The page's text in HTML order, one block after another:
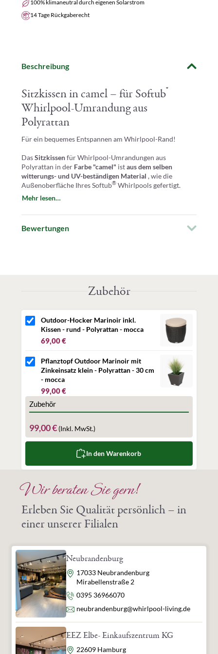
100% klimaneutral durch eigenen Solarstrom
14 Tage Rückgaberecht
Beschreibung
Sitzkissen in camel – für Softub®
Whirlpool-Umrandung aus
Polyrattan
Für ein bequemes Entspannen am Whirlpool-Rand!
DasSitzkissenfür Whirlpool-Umrandungen aus
Polyrattan in der Farbe "camel" istaus dem selben
witterungs- und UV-beständigen Material , wie die
Außenoberfläche Ihres Softub®Whirlpools gefertigt.
ist
robust und pflegeleicht
Perfekt auf Design und Farbe des Softub
Robustes, witterungs- und UV-beständiges Material
Farbe: camel
Für alle Whirlpool-Umrandungen aus Polyrattan
geeignet
Maße: ca. 90 cm x 40 cm
Angaben zur Produktsicherheit
Herstellerinformationen:
Whirlpool & Living GmbH
28832 Achim
Deutschland
info@whirlpool-living.de
verantwortliche Person:
Herbert-Ludwig-Str. 2
28832 Achim
info@whirlpool-living.de
Mehr lesen…
Bewertungen
Zubehör
Outdoor-Hocker Marinoir inkl.
Kissen - rund - Polyrattan - mocca
69,00 €
Pflanztopf Outdoor Marinoir mit
Zinkeinsatz klein - Polyrattan - 30 cm
- mocca
99,00 €
Zubehör
99,00 € (Inkl. MwSt.)
In den Warenkorb
Wir beraten Sie gern!
Erleben Sie Qualität persönlich – in
einer unserer Filialen
Neubrandenburg
Adresse
17033 Neubrandenburg
Mirabellenstraße 2
Telefon
0395 36966070
E-Mail
neubrandenburg@whirlpool-living.de
EEZ Elbe- Einkaufszentrum KG
Adresse
22609 Hamburg